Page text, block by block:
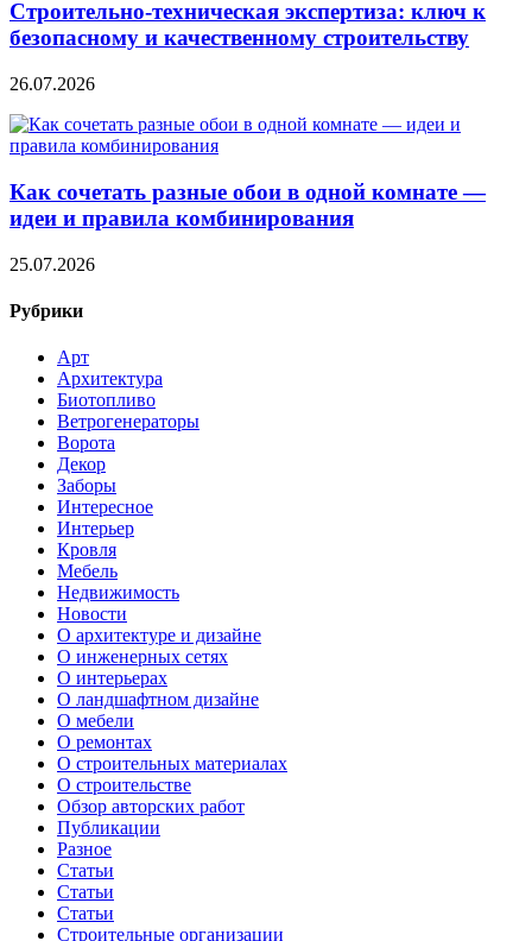
Строительно‑техническая экспертиза: ключ к
безопасному и качественному строительству
26.07.2026
Как сочетать разные обои в одной комнате —
идеи и правила комбинирования
25.07.2026
Рубрики
Арт
Архитектура
Биотопливо
Ветрогенераторы
Ворота
Декор
Заборы
Интересное
Интерьер
Кровля
Мебель
Недвижимость
Новости
О архитектуре и дизайне
О инженерных сетях
О интерьерах
О ландшафтном дизайне
О мебели
О ремонтах
О строительных материалах
О строительстве
Обзор авторских работ
Публикации
Разное
Статьи
Статьи
Статьи
Строительные организации